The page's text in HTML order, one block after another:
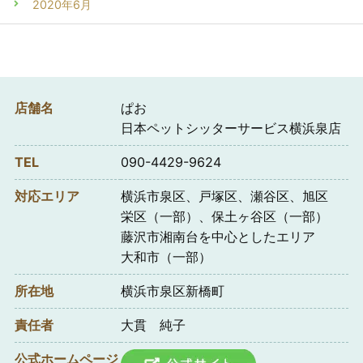
2020年6月
店舗名
ぱお
日本ペットシッターサービス横浜泉店
TEL 090-4429-9624
対応エリア
横浜市泉区、戸塚区、瀬谷区、旭区
栄区（一部）、保土ヶ谷区（一部）
藤沢市湘南台を中心としたエリア
大和市（一部）
所在地 横浜市泉区新橋町
責任者 大貫 純子
公式ホームページ